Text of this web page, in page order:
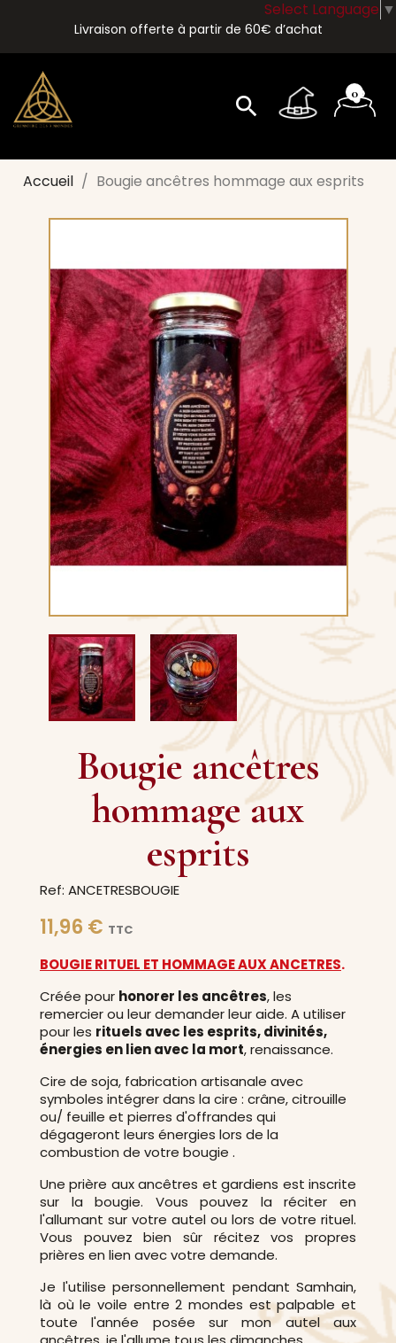
Livraison offerte à partir de 60€ d’achat
search 0
Accueil Bougie ancêtres hommage aux esprits
Bougie ancêtres
hommage aux
esprits
Ref: ANCETRESBOUGIE
11,96 € TTC
BOUGIE RITUEL ET HOMMAGE AUX ANCETRES.
Créée pour honorer les ancêtres, les
remercier ou leur demander leur aide. A utiliser
pour les rituels avec les esprits, divinités,
énergies en lien avec la mort, renaissance.
Cire de soja, fabrication artisanale avec
symboles intégrer dans la cire : crâne, citrouille
ou/ feuille et pierres d'offrandes qui
dégageront leurs énergies lors de la
combustion de votre bougie .
Une prière aux ancêtres et gardiens est inscrite
sur la bougie. Vous pouvez la réciter en
l'allumant sur votre autel ou lors de votre rituel.
Vous pouvez bien sûr récitez vos propres
prières en lien avec votre demande.
Je l'utilise personnellement pendant Samhain,
là où le voile entre 2 mondes est palpable et
toute l'année posée sur mon autel aux
Select Language ▼